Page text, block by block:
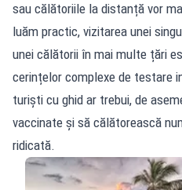
sau călătoriile la distanță vor
luăm practic, vizitarea unei
unei călătorii în mai multe țări
cerințelor complexe de testare
turiști cu ghid ar trebui, de
vaccinate și să călătorească
ridicată.